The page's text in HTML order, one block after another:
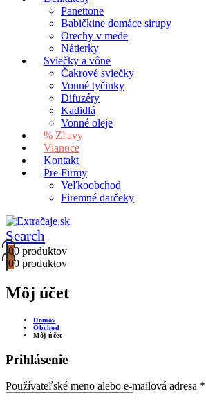
Panettone
Babičkine domáce sirupy
Orechy v mede
Nátierky
Sviečky a vône
Čakrové sviečky
Vonné tyčinky
Difuzéry
Kadidlá
Vonné oleje
% Zľavy
Vianoce
Kontakt
Pre Firmy
Veľkoobchod
Firemné darčeky
Search
00 produktov
00 produktov
Môj účet
Domov
Obchod
Môj účet
Prihlásenie
Používateľské meno alebo e-mailová adresa *